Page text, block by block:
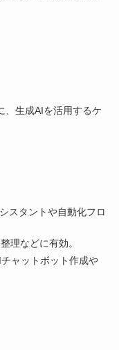
、生成AIを活用するケ
スタントや自動化フロ
理などに有効。
ャットボット作成や